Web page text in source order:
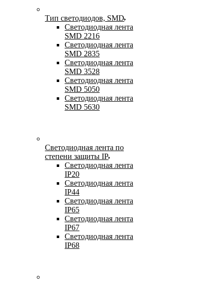
Тип светодиодов, SMD
Cветодиодная лента
SMD 2216
Светодиодная лента
SMD 2835
Светодиодная лента
SMD 3528
Светодиодная лента
SMD 5050
Светодиодная лента
SMD 5630
Светодиодная лента по
степени защиты IP
Светодиодная лента
IP20
Светодиодная лента
IP44
Светодиодная лента
IP65
Светодиодная лента
IP67
Светодиодная лента
IP68